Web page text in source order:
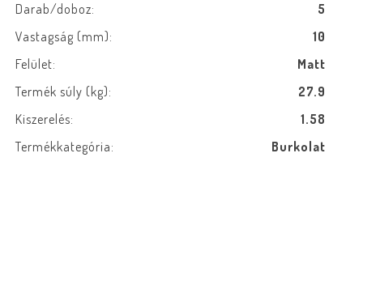
Darab/doboz:
5
Vastagság (mm):
10
Felület:
Matt
Termék súly (kg):
27.9
Kiszerelés:
1.58
Termékkategória:
Burkolat